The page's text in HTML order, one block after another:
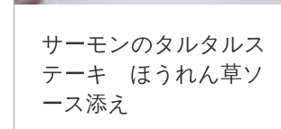
サーモンのタルタルス
テーキ ほうれん草ソ
ース添え